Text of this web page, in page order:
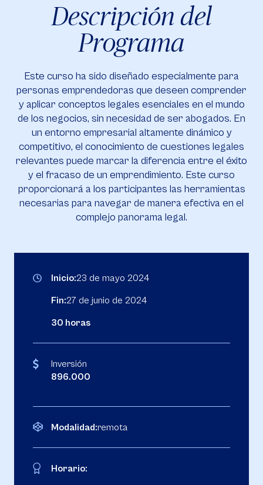
Descripción del
Programa
Este curso ha sido diseñado especialmente para
personas emprendedoras que deseen comprender
y aplicar conceptos legales esenciales en el mundo
de los negocios, sin necesidad de ser abogados. En
un entorno empresarial altamente dinámico y
competitivo, el conocimiento de cuestiones legales
relevantes puede marcar la diferencia entre el éxito
y el fracaso de un emprendimiento. Este curso
proporcionará a los participantes las herramientas
necesarias para navegar de manera efectiva en el
complejo panorama legal.
Inicio:23 de mayo 2024
Fin:27 de junio de 2024
30 horas
Inversión
896.000
Modalidad:remota
Horario: